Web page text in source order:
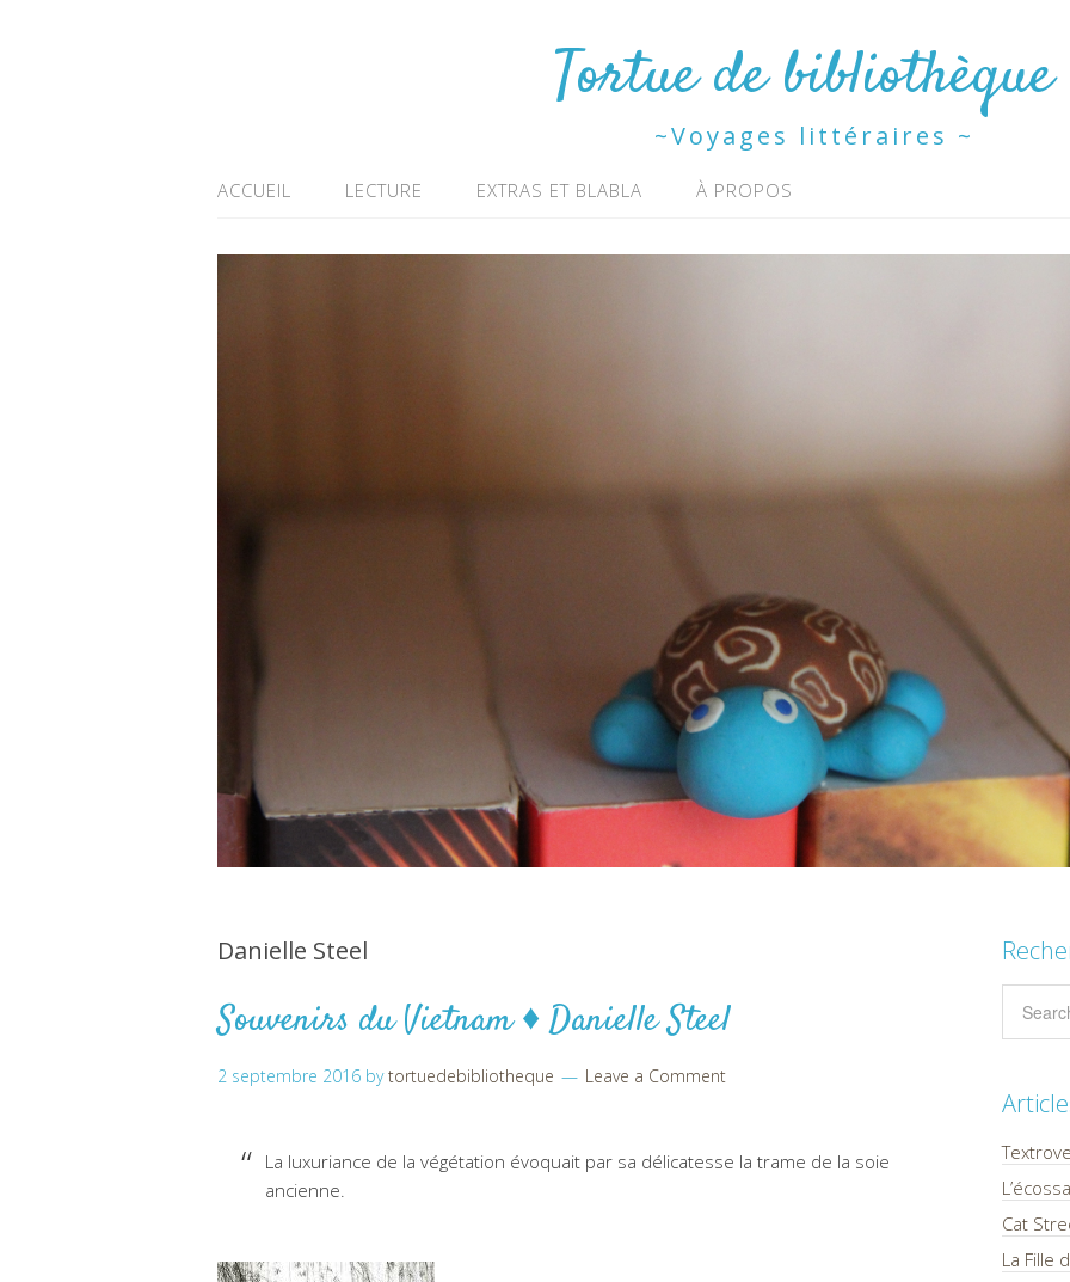
Tortue de bibliothèque
~Voyages littéraires ~
ACCUEIL LECTURE EXTRAS ET BLABLA À PROPOS
Danielle Steel
Souvenirs du Vietnam ♦ Danielle Steel
2 septembre 2016 bytortuedebibliotheque Leave a Comment
La luxuriance de la végétation évoquait par sa délicatesse la trame de la soie
ancienne.
Cat
La Fille